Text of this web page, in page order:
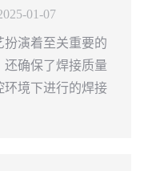
01-07
演着至关重要的
还确保了焊接质量
环境下进行的焊接